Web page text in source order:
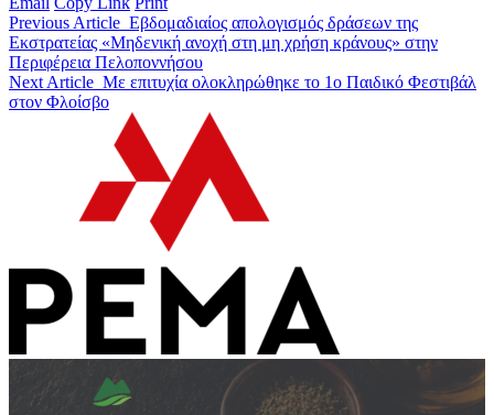
Previous Article Εβδομαδιαίος απολογισμός δράσεων της
Εκστρατείας «Μηδενική ανοχή στη μη χρήση κράνους» στην
Περιφέρεια Πελοποννήσου
Next Article Με επιτυχία ολοκληρώθηκε το 1ο Παιδικό Φεστιβάλ
στον Φλοίσβο